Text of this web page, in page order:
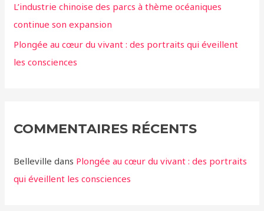
L’industrie chinoise des parcs à thème océaniques
continue son expansion
Plongée au cœur du vivant : des portraits qui éveillent
les consciences
COMMENTAIRES RÉCENTS
Belleville dans Plongée au cœur du vivant : des portraits
qui éveillent les consciences